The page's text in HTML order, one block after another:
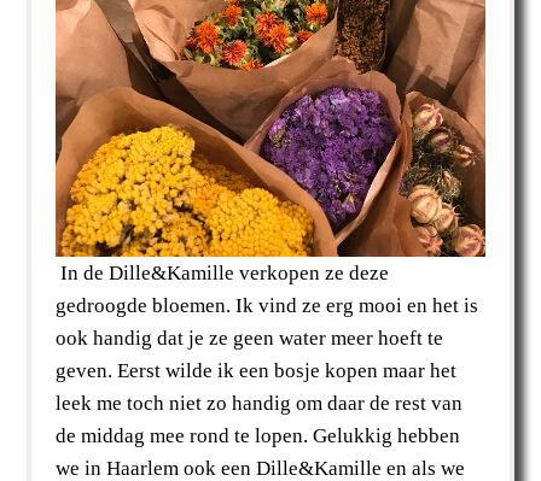
In de Dille&Kamille verkopen ze deze
gedroogde bloemen. Ik vind ze erg mooi en het is
ook handig dat je ze geen water meer hoeft te
geven. Eerst wilde ik een bosje kopen maar het
leek me toch niet zo handig om daar de rest van
de middag mee rond te lopen. Gelukkig hebben
we in Haarlem ook een Dille&Kamille en als we